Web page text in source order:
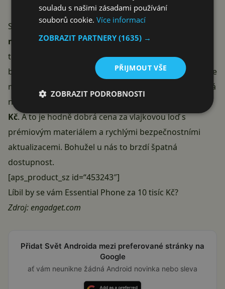
Společnost Essential je v podstatěstartup, který ale
naštěstí dokázal získat nemalé investice
tento prvotní neúspěch pro ně není konec. Tento rok
bychom měli vidět jejich druhý telefon.Essential Phone
momentálně stojí 499 dolarů, ale ve slevách se dostává
na částku 399 dolarů, což je
Kč. A to je hodně dobrá cena za vlajkovou loď s
prémiovým materiálem a rychlými bezpečnostními
aktualizacemi. Bohužel u nás to brzdí špatná
dostupnost.
[aps_product_sz id=“453243″]
Líbil by se vám Essential Phone za 10 tisíc Kč?
Zdroj:engadget.com
Přidat Svět Androida mezi preferované stránky na
Google
ať vám neunikne žádná Android novinka nebo sleva
souladu s našimi zásadami používání
souborů cookie.Více informací
ZOBRAZIT PARTNERY(1635) →
PŘIJMOUT VŠE
ZOBRAZIT PODROBNOSTI